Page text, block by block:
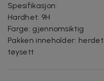
Spesifikasjon:
Hardhet: 9H
Farge: gjennomsiktig
Pakken inneholder:
tøysett